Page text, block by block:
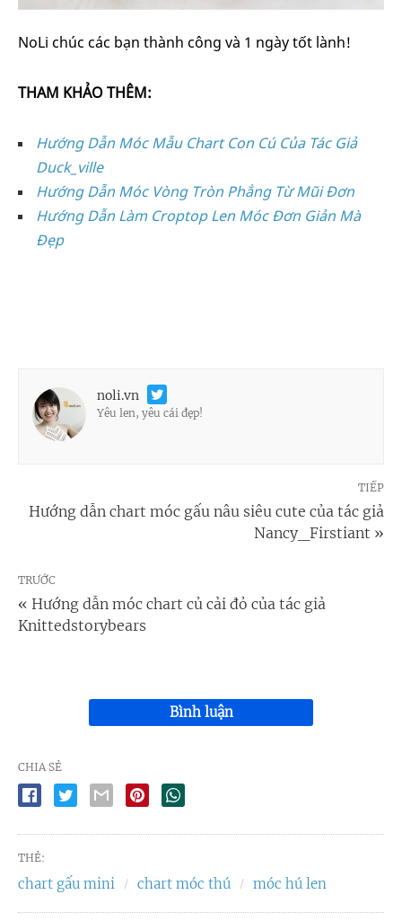
NoLi chúc các bạn thành công và 1 ngày tốt lành!
THAM KHẢO THÊM:
Hướng Dẫn Móc Mẫu Chart Con Cú Của Tác Giả
Duck_ville
Hướng Dẫn Móc Vòng Tròn Phẳng Từ Mũi Đơn
Hướng Dẫn Làm Croptop Len Móc Đơn Giản Mà
Đẹp
noli.vn
Yêu len, yêu cái đẹp!
TIẾP
Hướng dẫn chart móc gấu nâu siêu cute của tác giả
Nancy_Firstiant »
TRƯỚC
« Hướng dẫn móc chart củ cải đỏ của tác giả
Knittedstorybears
Bình luận
CHIA SẺ
THẺ:
chart gấu mini chart móc thú móc hú len